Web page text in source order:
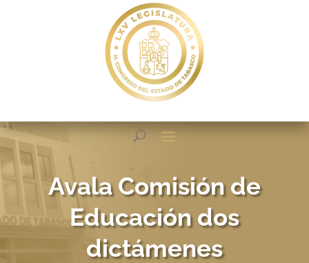
Avala Comisión de
Educación dos
dictámenes